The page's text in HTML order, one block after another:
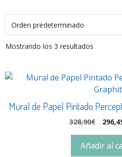
Mostrando los 3 resultados
Mural de Papel Pintado
328,90€
Añadir al